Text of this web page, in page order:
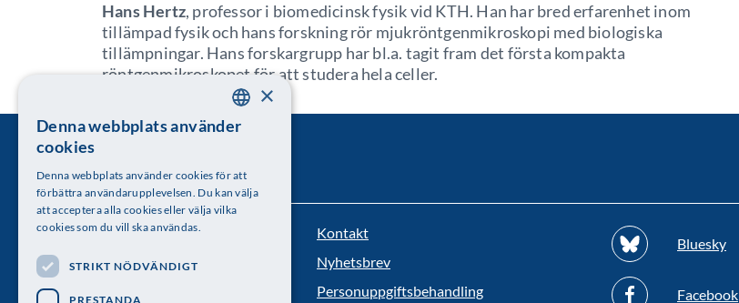
Hans Hertz, professor i biomedicinsk fysik vid KTH. Han har bred erfarenhet inom
tillämpad fysik och hans forskning rör mjukröntgenmikroskopi med biologiska
tillämpningar. Hans forskargrupp har bl.a. tagit fram det första kompakta
röntgenmikroskopet för att studera hela celler.
Kungl. Vetenskapsakademien
Besöksadress: Lilla Frescativägen 4A
Kontakt
Nyhetsbrev
Personuppgiftsbehandling
Bluesky
Facebook
SWEDISH
×
Denna webbplats använder
cookies
Denna webbplats använder cookies för att
förbättra användarupplevelsen. Du kan välja
att acceptera alla cookies eller välja vilka
cookies som du vill ska användas.
STRIKT NÖDVÄNDIGT
PRESTANDA